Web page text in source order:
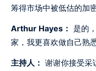
筹得市场中被低估的加
Arthur Hayes： 是的
家，我更喜欢做自己熟
主持人： 谢谢你接受采